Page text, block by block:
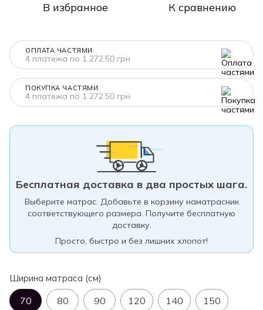
В избранное К сравнению
ОПЛАТА ЧАСТЯМИ
4 платежа по 1 272.50 грн
ПОКУПКА ЧАСТЯМИ
4 платежа по 1 272.50 грн
Бесплатная доставка в два простых шага.
Выберите матрас. Добавьте в корзину наматрасник
соответствующего размера. Получите бесплатную
доставку.
Просто, быстро и без лишних хлопот!
Ширина матраса (см)
70 80 90 120 140 150